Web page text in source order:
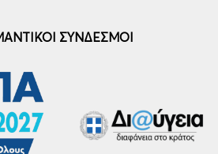
ΣΥΝΔΕΣΜΟΙ